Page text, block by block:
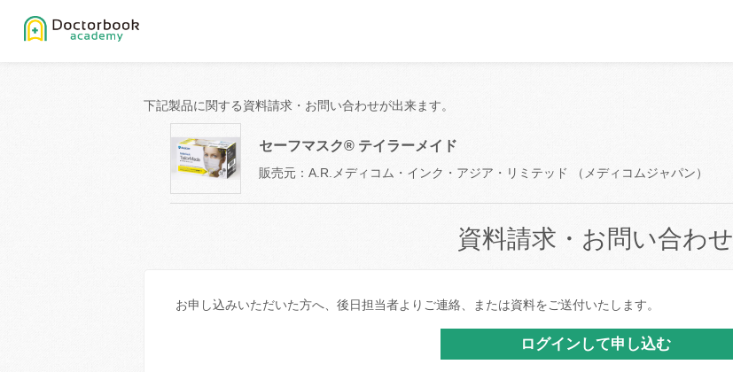
下記製品に関する資料請求・お問い合わせが出来ます。
セーフマスク® テイラーメイド
販売元：A.R.メディコム・インク・アジア・リミテッド （メディコムジャパン）
資料請求・お問い合わせ
お申し込みいただいた方へ、後日担当者よりご連絡、または資料をご送付いたします。
ログインして申し込む